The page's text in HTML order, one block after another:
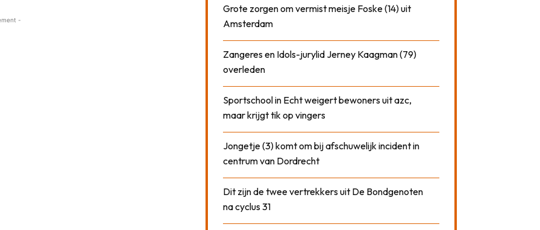
-
Grote zorgen om vermist meisje Foske (14) uit
Amsterdam
Zangeres en Idols-jurylid Jerney Kaagman (79)
overleden
Sportschool in Echt weigert bewoners uit azc,
maar krijgt tik op vingers
Jongetje (3) komt om bij afschuwelijk incident in
centrum van Dordrecht
Dit zijn de twee vertrekkers uit De Bondgenoten
na cyclus 31